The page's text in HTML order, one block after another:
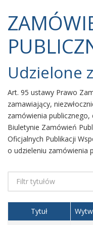
Udzielone
Art. 95 ustawy Prawo
zamawiający,
zamówienia
Biuletynie Zamówień
Oficjalnych Publikacji
o udzieleniu zamówienia
Tytuł